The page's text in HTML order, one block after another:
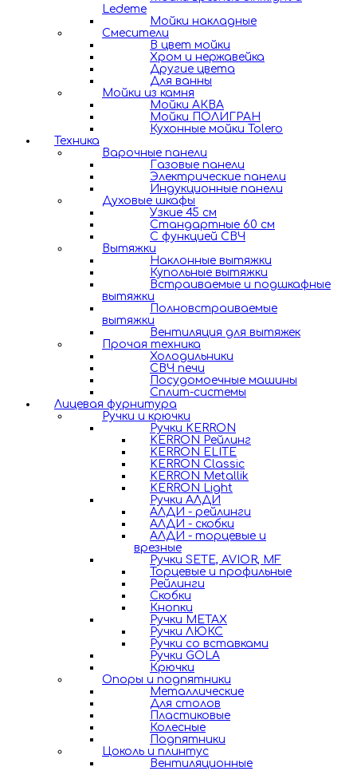
Ledeme
Мойки накладные
Смесители
В цвет мойки
Хром и нержавейка
Другие цвета
Для ванны
Мойки из камня
Мойки АКВА
Мойки ПОЛИГРАН
Кухонные мойки Tolero
Техника
Варочные панели
Газовые панели
Электрические панели
Индукционные панели
Духовые шкафы
Узкие 45 см
Стандартные 60 см
С функцией СВЧ
Вытяжки
Наклонные вытяжки
Купольные вытяжки
Встраиваемые и подшкафные
вытяжки
Полновстраиваемые
вытяжки
Вентиляция для вытяжек
Прочая техника
Холодильники
СВЧ печи
Посудомоечные машины
Сплит-системы
Лицевая фурнитура
Ручки и крючки
Ручки KERRON
KERRON Рейлинг
KERRON ELITE
KERRON Classic
KERRON Metallik
KERRON Light
Ручки АЛДИ
АЛДИ - рейлинги
АЛДИ - скобки
АЛДИ - торцевые и
врезные
Ручки SETE, AVIOR, MF
Торцевые и профильные
Рейлинги
Скобки
Кнопки
Ручки METAX
Ручки ЛЮКС
Ручки со вставками
Ручки GOLA
Крючки
Опоры и подпятники
Металлические
Для столов
Пластиковые
Колесные
Подпятники
Цоколь и плинтус
Вентиляционные